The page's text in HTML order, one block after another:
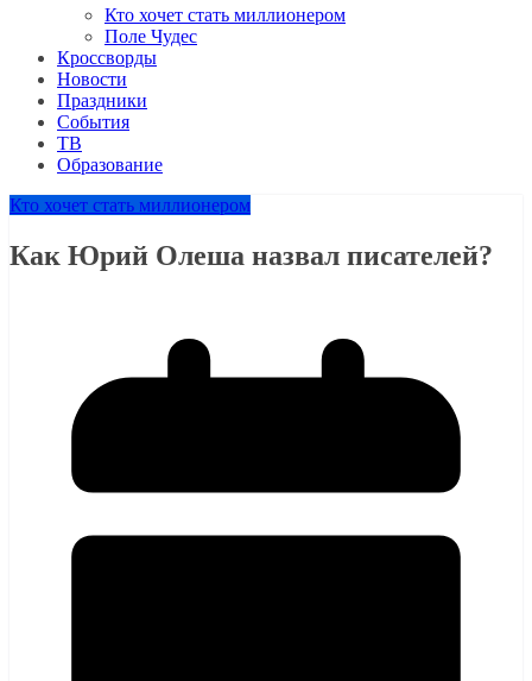
Кто хочет стать миллионером
Поле Чудес
Кроссворды
Новости
Праздники
События
ТВ
Образование
Кто хочет стать миллионером
Как Юрий Олеша назвал писателей?